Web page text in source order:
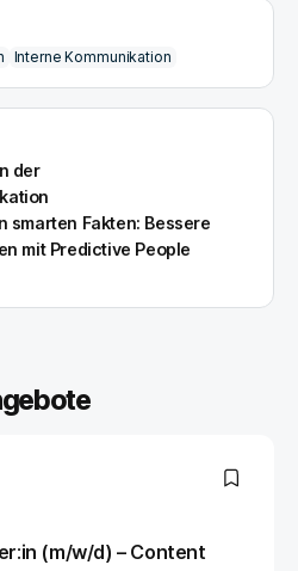
Interne Kommunikation
der
smarten Fakten: Bessere
mit Predictive People
(m/w/d) – Content